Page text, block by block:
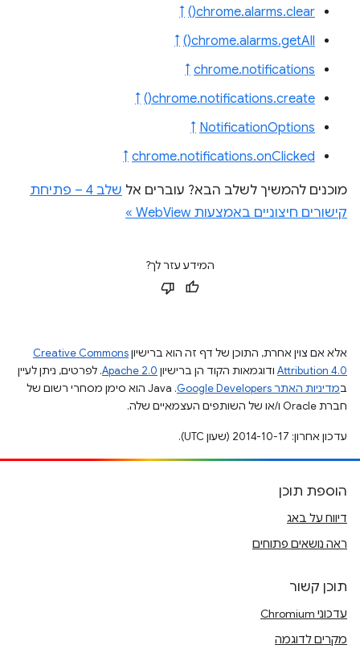
chrome.alarms.clear()
↑
chrome.alarms.getAll()
↑
chrome.notifications
↑
chrome.notifications.create()
↑
NotificationOptions
↑
chrome.notifications.onClicked
↑
מוכנים להמשיך לשלב הבא? עוברים אל
שלב 4 – פתיחת
קישורים חיצוניים באמצעות WebView »
המידע עזר לך?
אלא אם צוין אחרת, התוכן של דף זה הוא ברישיוןCreative Commons
Attribution 4.0 ודוגמאות הקוד הן ברישיון Apache 2.0. לפרטים, ניתן לעיין
במדיניות האתר Google Developers‏
.‏ Java הוא סימן מסחרי רשום של
חברת Oracle ו/או של השותפים העצמאיים שלה.
עדכון אחרון: 2014-10-17 (שעון UTC).
הוספת תוכן
דיווח על באג
ראה נושאים פתוחים
תוכן קשור
עדכוני Chromium
מקרים לדוגמה